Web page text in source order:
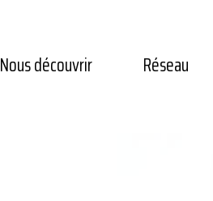
Nous découvrir Réseau